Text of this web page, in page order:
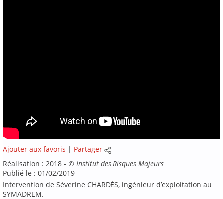
Ajouter aux favoris | Partager
Réalisation : 2018 - © Institut des Risques Majeurs
Publié le : 01/02/2019
Intervention de Séverine CHARDÈS, ingénieur d’exploitation au
SYMADREM.